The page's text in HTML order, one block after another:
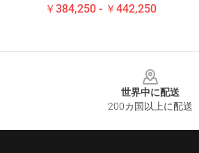
￥384,250 - ￥442,250
世界中に配送
200カ国以上に配送